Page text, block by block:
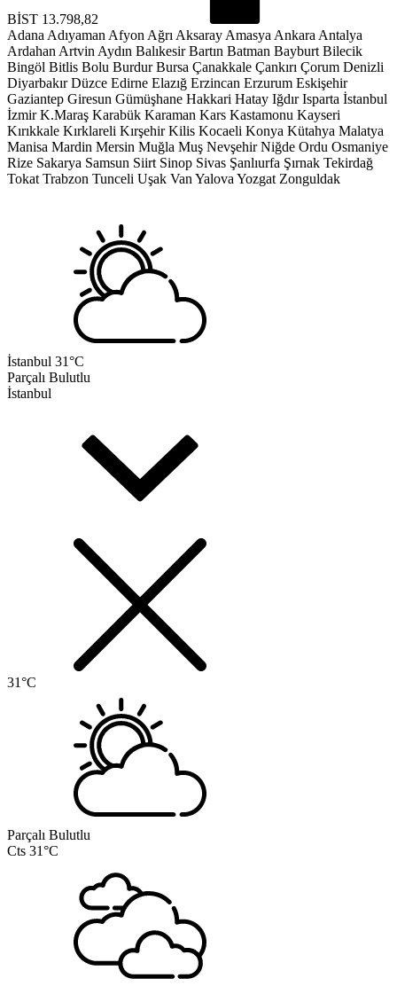
BİST 13.798,82
Adana Adıyaman Afyon Ağrı Aksaray Amasya Ankara Antalya
Ardahan Artvin Aydın Balıkesir Bartın Batman Bayburt Bilecik
Bingöl Bitlis Bolu Burdur Bursa Çanakkale Çankırı Çorum Denizli
Diyarbakır Düzce Edirne Elazığ Erzincan Erzurum Eskişehir
Gaziantep Giresun Gümüşhane Hakkari Hatay Iğdır Isparta İstanbul
İzmir K.Maraş Karabük Karaman Kars Kastamonu Kayseri
Kırıkkale Kırklareli Kırşehir Kilis Kocaeli Konya Kütahya Malatya
Manisa Mardin Mersin Muğla Muş Nevşehir Niğde Ordu Osmaniye
Rize Sakarya Samsun Siirt Sinop Sivas Şanlıurfa Şırnak Tekirdağ
Tokat Trabzon Tunceli Uşak Van Yalova Yozgat Zonguldak
İstanbul 31°C
Parçalı Bulutlu
İstanbul
31°C
Parçalı Bulutlu
Cts 31°C